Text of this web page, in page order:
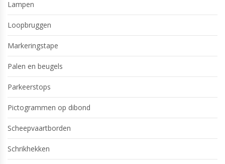
Lampen
Loopbruggen
Markeringstape
Palen en beugels
Parkeerstops
Pictogrammen op dibond
Scheepvaartborden
Schrikhekken